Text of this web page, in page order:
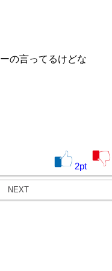
の言ってるけどな
2pt
NEXT